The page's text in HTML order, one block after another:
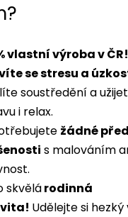
vlastní výroba v ČR!
se stresu a
soustředění a
i relax.
žádné
s malováním
skvělárodinná
Udělejte si